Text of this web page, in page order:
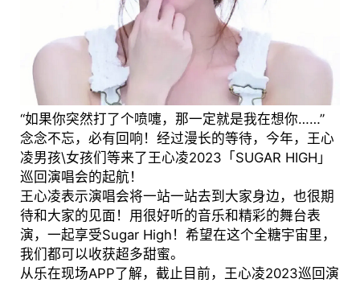
“如果你突然打了个喷嚏，那一定就是我在想你……”
念念不忘，必有回响！经过漫长的等待，今年，王心
凌男孩\女孩们等来了王心凌2023「SUGAR HIGH」
巡回演唱会的起航！
王心凌表示演唱会将一站一站去到大家身边，也很期
待和大家的见面！用很好听的音乐和精彩的舞台表
演，一起享受Sugar High！希望在这个全糖宇宙里，
我们都可以收获超多甜蜜。
从乐在现场APP了解，截止目前，王心凌2023巡回演